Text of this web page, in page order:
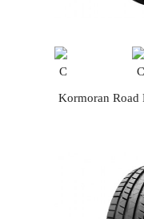
C C
Kormoran Road